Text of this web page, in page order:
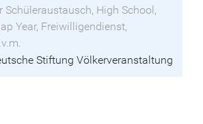
Schüleraustausch, High School,
Year, Freiwilligendienst,
Stiftung Völkerveranstaltung